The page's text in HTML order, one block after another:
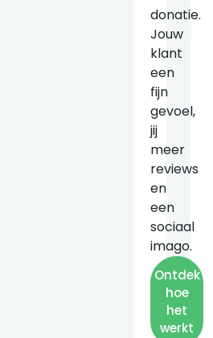
donatie.
Jouw
klant
een
fijn
gevoel,
jij
meer
reviews
en
een
sociaal
imago.
Ontdek
hoe
het
werkt